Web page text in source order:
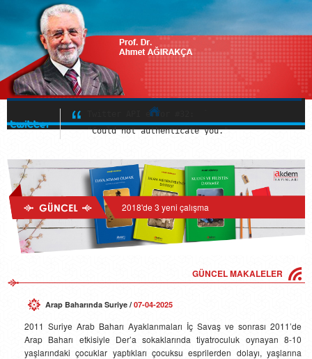
Çalışmaları
Multimedya
Güncel
İletişim
Twitter API error #32:
"Could not authenticate you."
Twitter API error #32:
"Could not authenticate you."
2018'de 3 yeni çalışma
GÜNCEL MAKALELER
Arap Baharında Suriye / 07-04-2025
2011 Suriye Arab Baharı Ayaklanmaları İç Savaş ve sonrası 2011’de
Arap Baharı etkisiyle Der’a sokaklarında tiyatroculuk oynayan 8-10
yaşlarındaki çocuklar yaptıkları çocuksu esprilerden dolayı, yaşlarına